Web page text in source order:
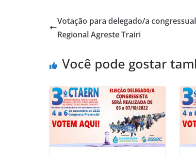
Votação para delegado/a
Regional Agreste Trairi
Você pode gostar